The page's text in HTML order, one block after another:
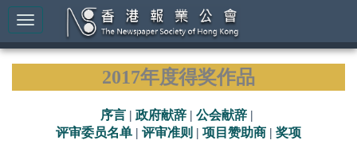
2017年度得奖作品
序言 | 政府献辞 | 公会献辞 |
评审委员名单 | 评审准则 | 项目赞助商 | 奖项